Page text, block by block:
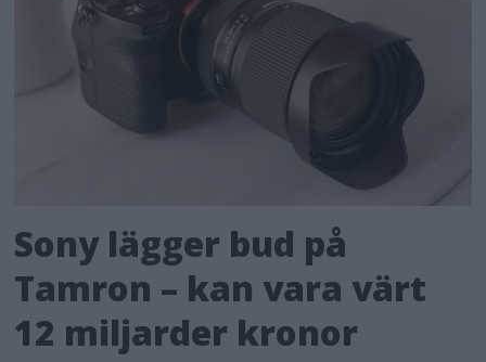
Sony lägger bud på
Tamron – kan vara värt
12 miljarder kronor